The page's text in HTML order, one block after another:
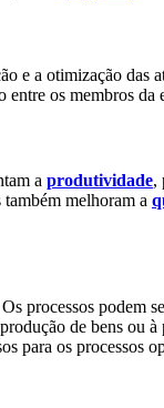
e a otimização das
os membros
a produtividade,
melhoram a
processos podem
de bens ou
para os processos